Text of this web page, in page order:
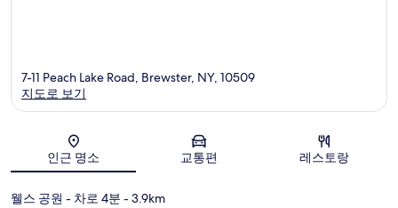
지도
7-11 Peach Lake Road, Brewster, NY, 10509
지도로 보기
인근 명소 교통편 레스토랑
웰스 공원 - 차로 4분 - 3.9km